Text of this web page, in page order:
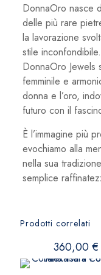
DonnaOro nasce
delle più rare
la lavorazione
stile
DonnaOro Jewels
femminile e
donna e l’oro,
futuro con il
È l’immagine più
evochiamo alla
nella sua
semplice
Prodotti correlati
360,00€